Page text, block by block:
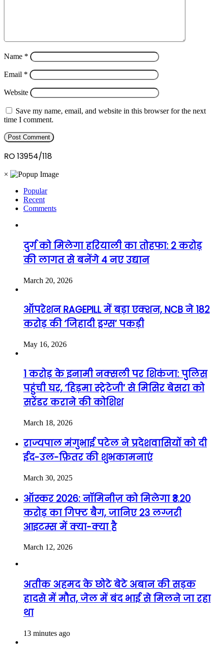
Name *
Email *
Website
Save my name, email, and website in this browser for the next
time I comment.
RO 13954/118
×
Popular
Recent
Comments
दुर्ग को मिलेगा हरियाली का तोहफा: 2 करोड़
की लागत से बनेंगे 4 नए उद्यान
March 20, 2026
ऑपरेशन RAGEPILL में बड़ा एक्शन, NCB ने 182
करोड़ की ‘जिहादी ड्रग्स’ पकड़ी
May 16, 2026
1 करोड़ के इनामी नक्सली पर शिकंजा: पुलिस
पहुंची घर, ‘हिड़मा स्ट्रेटेजी’ से मिसिर बेसरा को
सरेंडर कराने की कोशिश
March 18, 2026
राज्यपाल मंगुभाई पटेल ने प्रदेशवासियों को दी
ईद-उल-फ़ितर की शुभकामनाएं
March 30, 2025
ऑस्कर 2026: नॉमिनीज़ को मिलेगा ₹3.20
करोड़ का गिफ्ट बैग, जानिए 23 लग्जरी
आइटम्स में क्या-क्या है
March 12, 2026
अतीक अहमद के छोटे बेटे अबान की सड़क
हादसे में मौत, जेल में बंद भाई से मिलने जा रहा
था
13 minutes ago